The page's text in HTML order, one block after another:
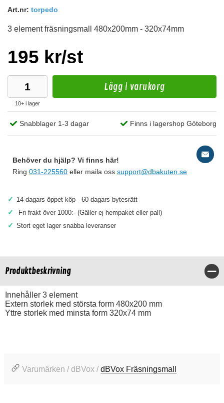
Snabblager 1-3 dagar
Art.nr: torpedo
3 element fräsningsmall 480x200mm - 320x74mm
195 kr/st
10+ i lager
Lägg i varukorg
Snabblager 1-3 dagar Finns i lagershop Göteborg
Behöver du hjälp? Vi finns här!
Ring 031-225560 eller maila oss support@dbakuten.se
✓ 14 dagars öppet köp - 60 dagars bytesrätt
✓ Fri frakt över 1000:- (Gäller ej hempaket eller pall)
✓ Stort eget lager snabba leveranser
Produktbeskrivning
Innehåller 3 element
Extern storlek med största form 480x200 mm
Yttre storlek med minsta form 320x74 mm
Varumärken / dBVox /dBVox Fräsningsmall